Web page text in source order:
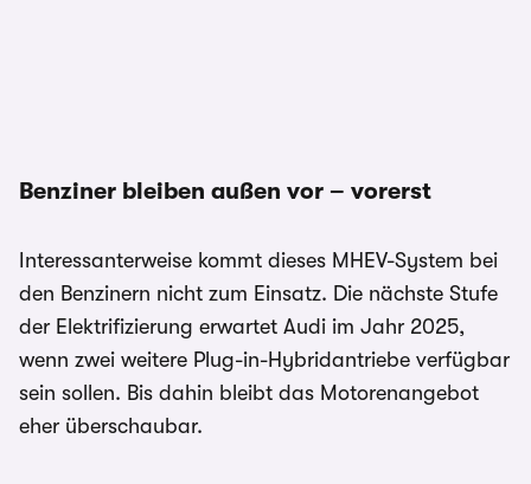
Benziner bleiben außen vor – vorerst
Interessanterweise kommt dieses MHEV-System bei
den Benzinern nicht zum Einsatz. Die nächste Stufe
der Elektrifizierung erwartet Audi im Jahr 2025,
wenn zwei weitere Plug-in-Hybridantriebe verfügbar
sein sollen. Bis dahin bleibt das Motorenangebot
eher überschaubar.